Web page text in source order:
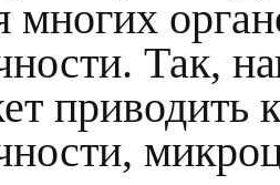
многих
Так,
приводить